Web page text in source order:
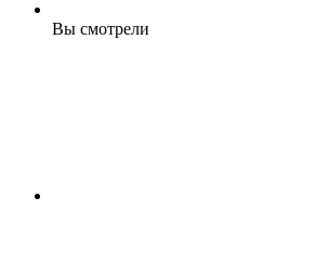
Вы смотрели